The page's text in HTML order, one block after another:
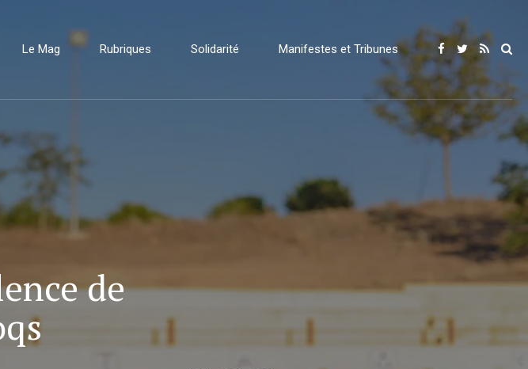
Le Mag Rubriques Solidarité Manifestes et Tribunes
de